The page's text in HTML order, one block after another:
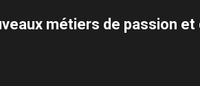
métiers de passion